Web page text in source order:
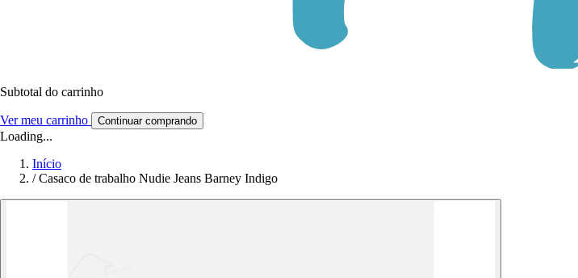
Subtotal do carrinho
Ver meu carrinho Continuar comprando
Loading...
Início
/ Casaco de trabalho Nudie Jeans Barney Indigo